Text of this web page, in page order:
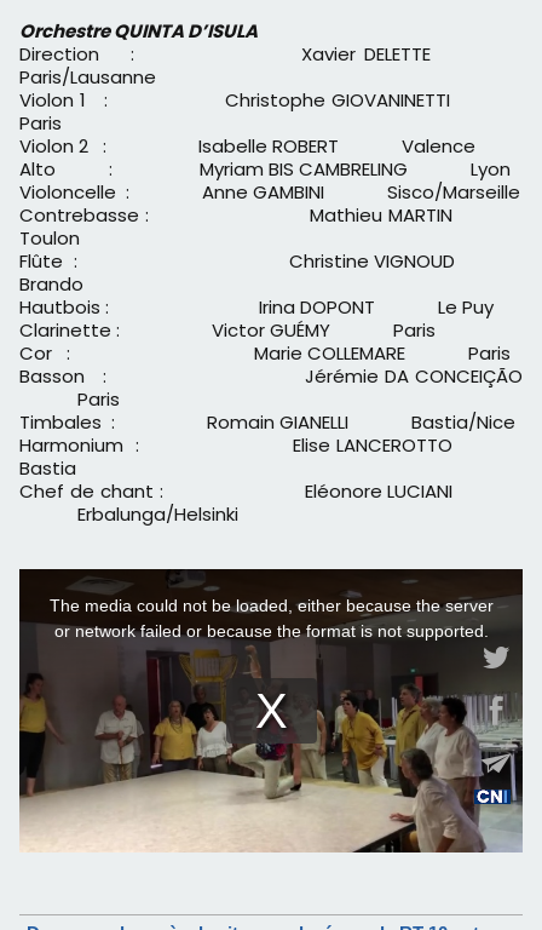
Orchestre QUINTA D’ISULA
Direction : Xavier DELETTE
Paris/Lausanne
Violon 1 : Christophe GIOVANINETTI
Paris
Violon 2 : Isabelle ROBERT Valence
Alto : Myriam BIS CAMBRELING Lyon
Violoncelle : Anne GAMBINI Sisco/Marseille
Contrebasse : Mathieu MARTIN
Toulon
Flûte : Christine VIGNOUD
Brando
Hautbois : Irina DOPONT Le Puy
Clarinette : Victor GUÉMY Paris
Cor : Marie COLLEMARE Paris
Basson : Jérémie DA CONCEIÇÃO
Paris
Timbales : Romain GIANELLI Bastia/Nice
Harmonium : Elise LANCEROTTO
Bastia
Chef de chant : Eléonore LUCIANI
Erbalunga/Helsinki